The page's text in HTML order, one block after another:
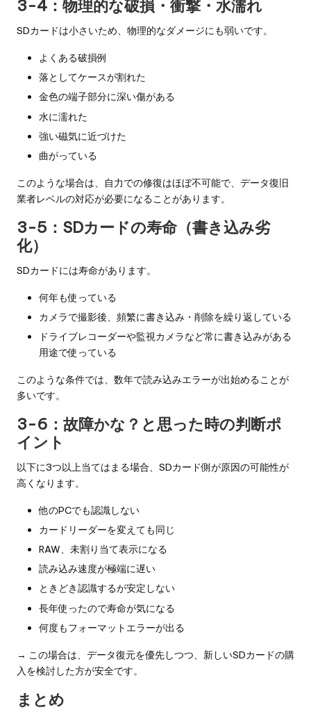
3-4：物理的な破損・衝撃・水濡れ
SDカードは小さいため、物理的なダメージにも弱いです。
よくある破損例
落としてケースが割れた
金色の端子部分に深い傷がある
水に濡れた
強い磁気に近づけた
曲がっている
このような場合は、自力での修復はほぼ不可能で、データ復旧
業者レベルの対応が必要になることがあります。
3-5：SDカードの寿命（書き込み劣
化）
SDカードには寿命があります。
何年も使っている
カメラで撮影後、頻繁に書き込み・削除を繰り返している
ドライブレコーダーや監視カメラなど常に書き込みがある
用途で使っている
このような条件では、数年で読み込みエラーが出始めることが
多いです。
3-6：故障かな？と思った時の判断ポ
イント
以下に3つ以上当てはまる場合、SDカード側が原因の可能性が
高くなります。
他のPCでも認識しない
カードリーダーを変えても同じ
RAW、未割り当て表示になる
読み込み速度が極端に遅い
ときどき認識するが安定しない
長年使ったので寿命が気になる
何度もフォーマットエラーが出る
→ この場合は、データ復元を優先しつつ、新しいSDカードの購
入を検討した方が安全です。
まとめ